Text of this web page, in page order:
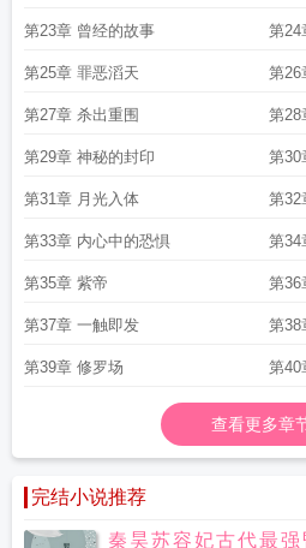
第23章 曾经的故事 第24
第25章 罪恶滔天 第26
第27章 杀出重围 第28
第29章 神秘的封印 第30
第31章 月光入体 第32
第33章 内心中的恐惧 第34
第35章 紫帝 第36
第37章 一触即发 第38
第39章 修罗场 第40
查看更多章
完结小说推荐
秦昊苏容妃古代最